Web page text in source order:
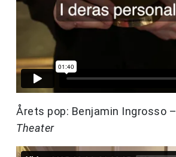
Årets pop: Benjamin Ingrosso –
Theater